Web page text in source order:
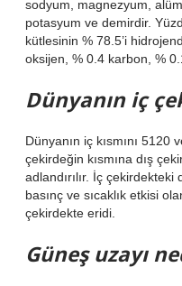
sodyum, magnezyum,
potasyum ve demirdir.
kütlesinin % 78.5’i
oksijen, % 0.4 karbon, %
Dünyanın iç
Dünyanın iç kısmını
çekirdeğin kısmına dış
adlandırılır. İç
basınç ve sıcaklık etkisi
çekirdekte eridi.
Güneş uzayı